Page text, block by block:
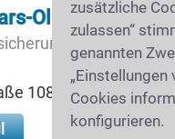
Oliver Manß
108, 45130 Essen
zusätzliche
zulassen“
genannten
„Einstellungen
Cookies
konfigurieren.